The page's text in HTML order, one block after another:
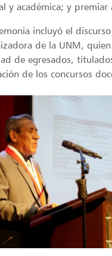
y académica; y
incluyó el
de la UNM,
de egresados,
de los concursos